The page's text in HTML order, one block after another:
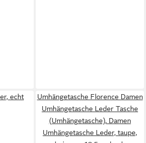
echt
Umhängetasche Florence Damen
Umhängetasche Leder Tasche
(Umhängetasche), Damen
Umhängetasche Leder, taupe,